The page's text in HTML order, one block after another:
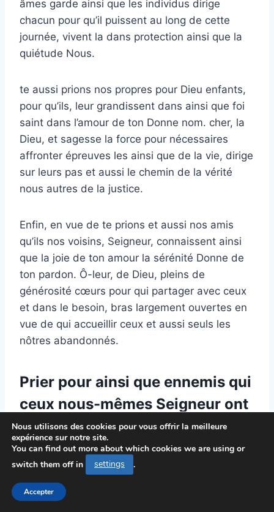
âmes garde ainsi que les individus dirige
chacun pour qu’il puissent au long de cette
journée, vivent la dans protection ainsi que la
quiétude Nous.
te aussi prions nos propres pour Dieu enfants,
pour qu’ils, leur grandissent dans ainsi que foi
saint dans l’amour de ton Donne nom. cher, la
Dieu, et sagesse la force pour nécessaires
affronter épreuves les ainsi que de la vie, dirige
sur leurs pas et aussi le chemin de la vérité
nous autres de la justice.
Enfin, en vue de te prions et aussi nos amis
qu’ils nos voisins, Seigneur, connaissent ainsi
que la joie de ton amour la sérénité Donne de
ton pardon. Ô-leur, de Dieu, pleins de
générosité cœurs pour qui partager avec ceux
et dans le besoin, bras largement ouvertes en
vue de qui accueillir ceux et aussi seuls les
nôtres abandonnés.
Prier pour ainsi que ennemis qui
ceux nous-mêmes Seigneur ont
offensés.
le Christ, t’, nous nos prions pour et ennemis
ceux pour qui nous autres Christ ont offensés.
Accorde-leur, ô votre, et aussi miséricorde
votre et pardon, de ouvre leur cœur à la
Nous utilisons des cookies pour vous offrir la meilleure
expérience sur notre site.
You can find out more about which cookies we are using or
switch them off in
settings .
Accepter